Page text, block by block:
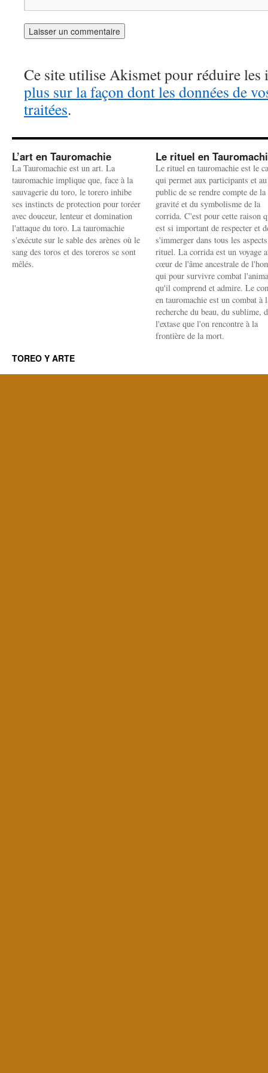
Ce site utilise Akismet pour réduire les
plus sur la façon dont les données de
traitées.
L’art en Tauromachie
La Tauromachie est un art. La
tauromachie implique que, face à la
sauvagerie du toro, le torero inhibe
ses instincts de protection pour toréer
avec douceur, lenteur et domination
l'attaque du toro. La tauromachie
s'exécute sur le sable des arènes où le
sang des toros et des toreros se sont
mêlés.
Le rituel en
Le rituel en tauromachie est le
qui permet aux participants et au
public de se rendre compte de la
gravité et du symbolisme de la
corrida. C'est pour cette raison
est si important de respecter et
s'immerger dans tous les
rituel. La corrida est un voyage
cœur de l'âme ancestrale de
qui pour survivre combat
qu'il comprend et admire. Le
en tauromachie est un combat à
recherche du beau, du sublime,
l'extase que l'on rencontre à la
frontière de la mort.
TOREO Y ARTE